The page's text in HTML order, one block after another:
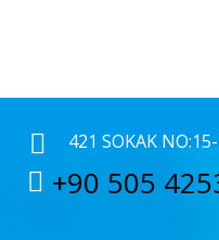
421 SOKAK
+90 505